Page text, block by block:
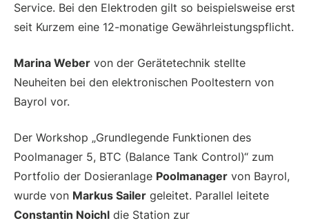
Service. Bei den Elektroden gilt so beispielsweise erst
seit Kurzem eine 12-monatige Gewährleistungspflicht.
Marina Weber von der Gerätetechnik stellte
Neuheiten bei den elektronischen Pooltestern von
Bayrol vor.
Der Workshop „Grundlegende Funktionen des
Poolmanager 5, BTC (Balance Tank Control)“ zum
Portfolio der Dosieranlage Poolmanager von Bayrol,
wurde von Markus Sailer geleitet. Parallel leitete
Constantin Noichl die Station zur